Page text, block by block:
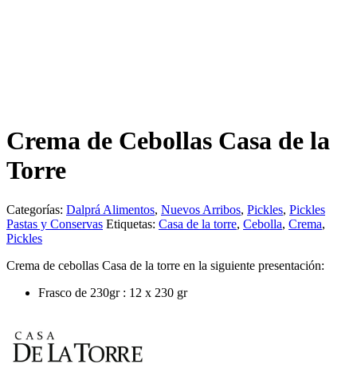
Crema de Cebollas Casa de la
Torre
Categorías: Dalprá Alimentos, Nuevos Arribos, Pickles, Pickles
Pastas y Conservas Etiquetas: Casa de la torre, Cebolla, Crema,
Pickles
Crema de cebollas Casa de la torre en la siguiente presentación:
Frasco de 230gr : 12 x 230 gr